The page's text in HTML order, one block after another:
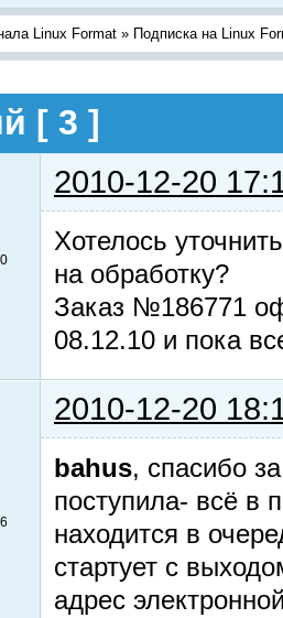
Linux Format » Подписка на Linux
[ 3 ]
2010-12-20
Хотелось
на обработку?
Заказ №186771
08.12.10 и пока
2010-12-20
bahus, спасибо
поступила- всё в
находится в
стартует с
адрес